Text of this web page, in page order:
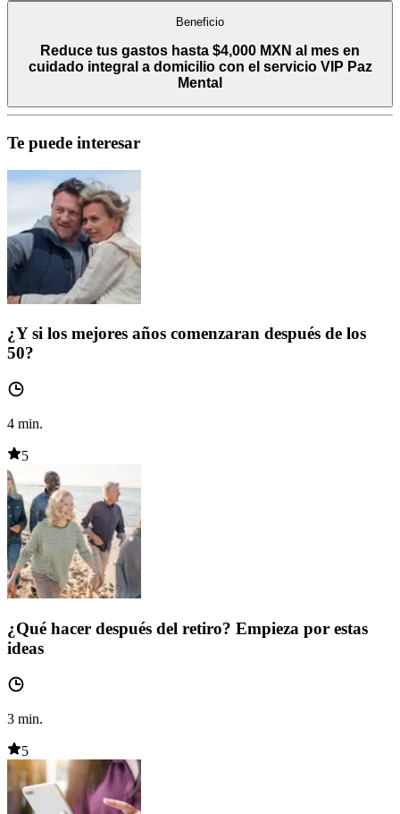
Beneficio
Reduce tus gastos hasta $4,000 MXN al mes en
cuidado integral a domicilio con el servicio VIP Paz
Mental
Te puede interesar
¿Y si los mejores años comenzaran después de los
50?
4 min.
5
¿Qué hacer después del retiro? Empieza por estas
ideas
3 min.
5